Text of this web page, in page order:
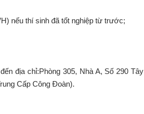
nếu thí sinh đã tốt nghiệp từ trước;
địa chỉ:Phòng 305, Nhà A, Số 290 Tây
Cấp Công Đoàn).